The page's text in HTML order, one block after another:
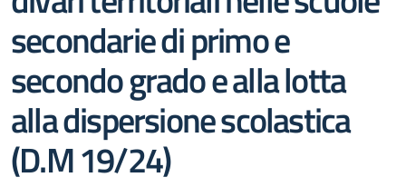
secondarie di primo e
secondo grado e alla lotta
alla dispersione scolastica
(D.M 19/24)